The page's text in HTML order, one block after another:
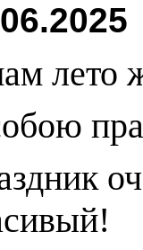
лето